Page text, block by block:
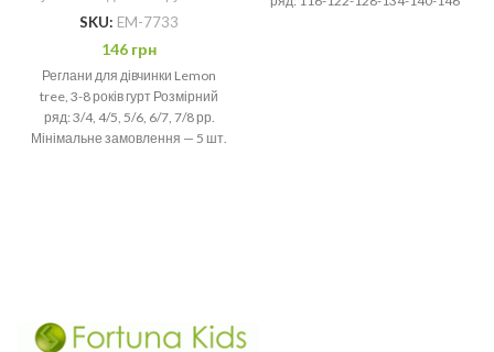
SKU: EM-7733
146 грн
Реглани для дівчинки Lemon
tree, 3-8 років гурт Розмірний
ряд: 3/4, 4/5, 5/6, 6/7, 7/8 рр.
Мінімальне замовлення — 5 шт.